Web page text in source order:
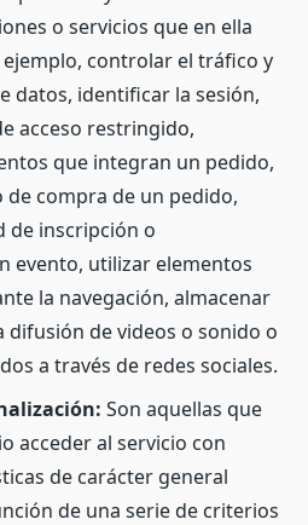
o servicios que en ella
controlar el tráfico y
datos, identificar la sesión,
acceso restringido,
que integran un pedido,
de compra de un pedido,
de inscripción o
evento, utilizar elementos
la navegación, almacenar
difusión de videos o sonido o
a través de redes sociales.
Son aquellas que
acceder al servicio con
de carácter general
de una serie de criterios